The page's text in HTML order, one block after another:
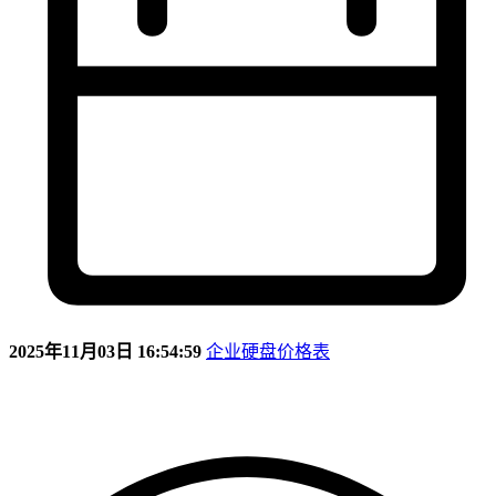
2025年11月03日 16:54:59 企业硬盘价格表